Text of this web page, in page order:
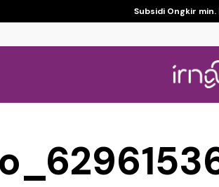
Subsidi Ongkir